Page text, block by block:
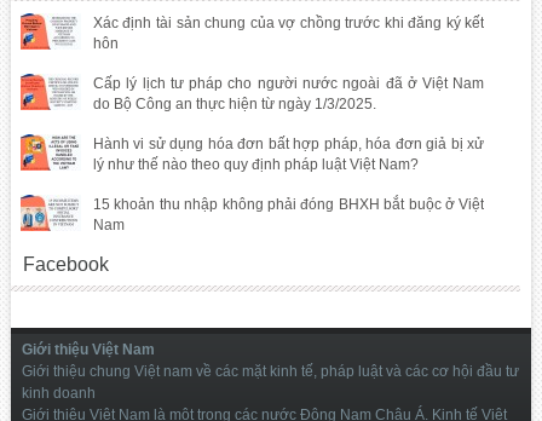
Giới thiệu Việt Nam
Giới thiệu chung Việt nam về các mặt kinh tế, pháp luật và các cơ hội đầu tư
kinh doanh
Giới thiệu Việt Nam là một trong các nước Đông Nam Châu Á. Kinh tế Việt
Xác định tài sản chung của vợ chồng trước khi đăng ký kết
hôn
Cấp lý lịch tư pháp cho người nước ngoài đã ở Việt Nam
do Bộ Công an thực hiện từ ngày 1/3/2025.
Hành vi sử dụng hóa đơn bất hợp pháp, hóa đơn giả bị xử
lý như thế nào theo quy định pháp luật Việt Nam?
15 khoản thu nhập không phải đóng BHXH bắt buộc ở Việt
Nam
Facebook